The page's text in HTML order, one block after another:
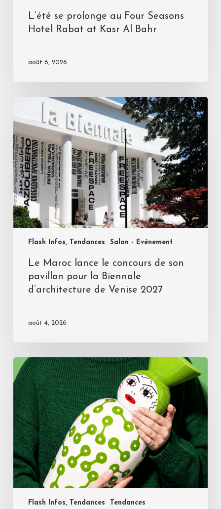
L’été se prolonge au Four Seasons
Hotel Rabat at Kasr Al Bahr
août 6, 2026
Flash Infos, Tendances Salon - Evénement
Le Maroc lance le concours de son
pavillon pour la Biennale
d’architecture de Venise 2027
août 4, 2026
Flash Infos, Tendances Tendances